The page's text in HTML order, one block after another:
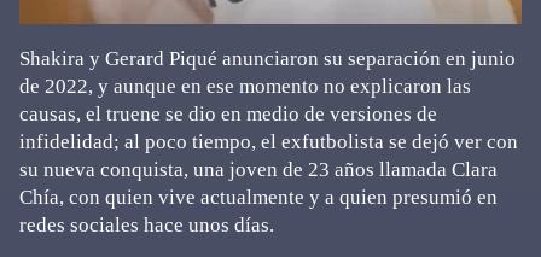
Shakira y Gerard Piqué anunciaron su separación en junio
de 2022, y aunque en ese momento no explicaron las
causas, el truene se dio en medio de versiones de
infidelidad; al poco tiempo, el exfutbolista se dejó ver con
su nueva conquista, una joven de 23 años llamada Clara
Chía, con quien vive actualmente y a quien presumió en
redes sociales hace unos días.